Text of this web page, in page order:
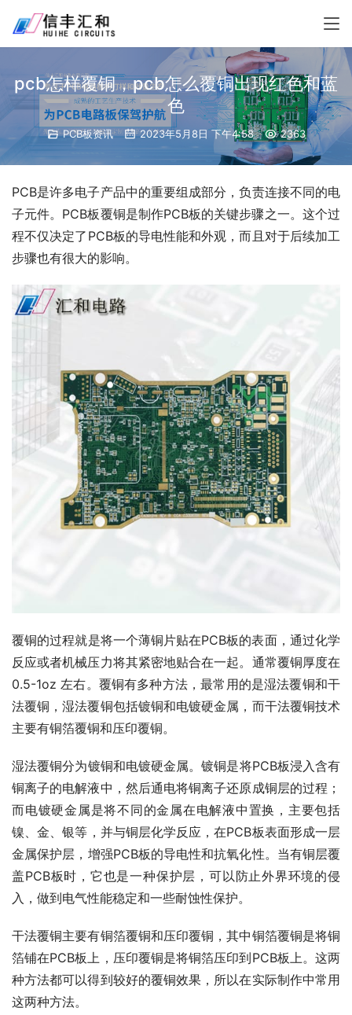
pcb怎样覆铜，pcb怎么覆铜出现红色和蓝
色
PCB板资讯 2023年5月8日 下午4:58 2363
PCB是许多电子产品中的重要组成部分，负责连接不同的电
子元件。PCB板覆铜是制作PCB板的关键步骤之一。这个过
程不仅决定了PCB板的导电性能和外观，而且对于后续加工
步骤也有很大的影响。
覆铜的过程就是将一个薄铜片贴在PCB板的表面，通过化学
反应或者机械压力将其紧密地贴合在一起。通常覆铜厚度在
0.5-1oz 左右。覆铜有多种方法，最常用的是湿法覆铜和干
法覆铜，湿法覆铜包括镀铜和电镀硬金属，而干法覆铜技术
主要有铜箔覆铜和压印覆铜。
湿法覆铜分为镀铜和电镀硬金属。镀铜是将PCB板浸入含有
铜离子的电解液中，然后通电将铜离子还原成铜层的过程；
而电镀硬金属是将不同的金属在电解液中置换，主要包括
镍、金、银等，并与铜层化学反应，在PCB板表面形成一层
金属保护层，增强PCB板的导电性和抗氧化性。当有铜层覆
盖PCB板时，它也是一种保护层，可以防止外界环境的侵
入，做到电气性能稳定和一些耐蚀性保护。
干法覆铜主要有铜箔覆铜和压印覆铜，其中铜箔覆铜是将铜
箔铺在PCB板上，压印覆铜是将铜箔压印到PCB板上。这两
种方法都可以得到较好的覆铜效果，所以在实际制作中常用
这两种方法。